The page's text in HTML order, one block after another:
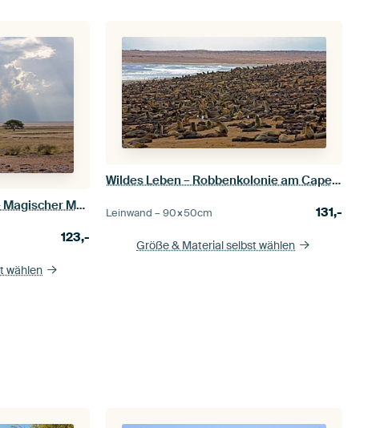
Lichtwunder in der Weite – Magischer Moment im Etosha Nationalpark
123,-
wählen
Wildes Leben – Robbenkolonie am Cape Cross
Leinwand –90×50cm 131,-
Größe & Material selbst wählen